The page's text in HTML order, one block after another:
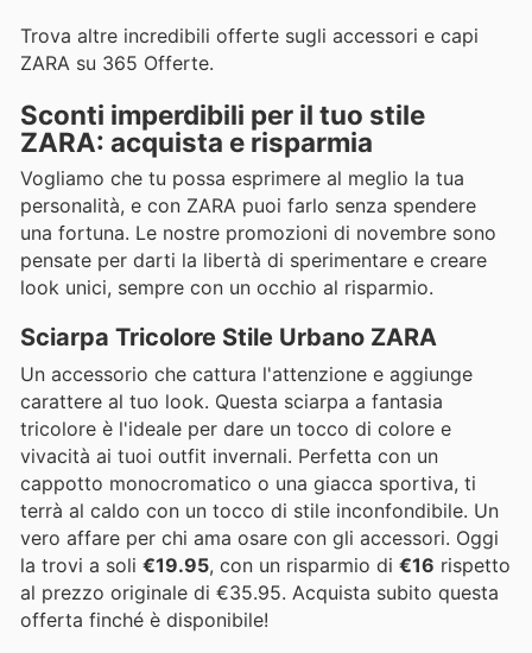
Trova altre incredibili offerte sugli accessori e capi
ZARA su 365 Offerte.
Sconti imperdibili per il tuo stile
ZARA: acquista e risparmia
Vogliamo che tu possa esprimere al meglio la tua
personalità, e con ZARA puoi farlo senza spendere
una fortuna. Le nostre promozioni di novembre sono
pensate per darti la libertà di sperimentare e creare
look unici, sempre con un occhio al risparmio.
Sciarpa Tricolore Stile Urbano ZARA
Un accessorio che cattura l'attenzione e aggiunge
carattere al tuo look. Questa sciarpa a fantasia
tricolore è l'ideale per dare un tocco di colore e
vivacità ai tuoi outfit invernali. Perfetta con un
cappotto monocromatico o una giacca sportiva, ti
terrà al caldo con un tocco di stile inconfondibile. Un
vero affare per chi ama osare con gli accessori. Oggi
la trovi a soli €19.95, con un risparmio di €16 rispetto
al prezzo originale di €35.95. Acquista subito questa
offerta finché è disponibile!